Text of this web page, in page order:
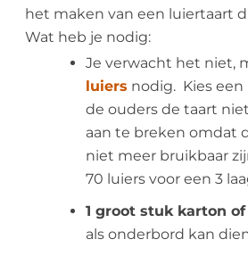
het maken van een luiertaart
Wat heb je nodig:
Je verwacht het niet,
luiers nodig. Kies een
de ouders de taart
aan te breken omdat
niet meer bruikbaar
70 luiers voor een 3
1 groot stuk karton
als onderbord kan